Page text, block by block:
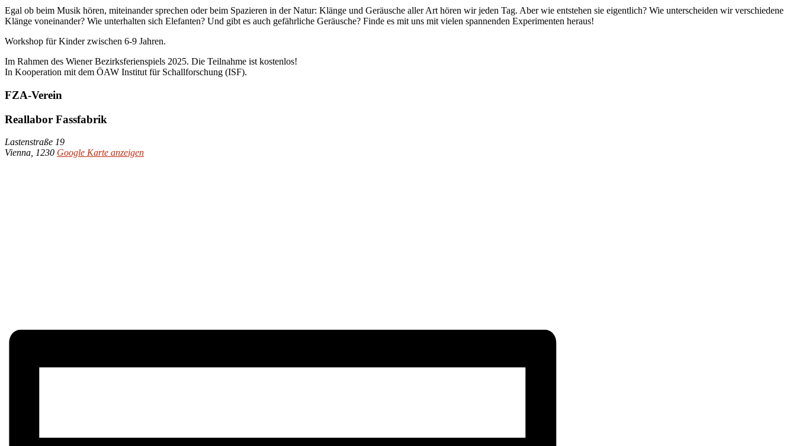
Egal ob beim Musik hören, miteinander sprechen oder beim Spazieren in der Natur: Klänge und Geräusche aller Art hören wir jeden Tag. Aber wie entstehen sie eigentlich? Wie unterscheiden wir verschiedene
Klänge voneinander? Wie unterhalten sich Elefanten? Und gibt es auch gefährliche Geräusche? Finde es mit uns mit vielen spannenden Experimenten heraus!
Workshop für Kinder zwischen 6-9 Jahren.
Im Rahmen des Wiener Bezirksferienspiels 2025. Die Teilnahme ist kostenlos!
In Kooperation mit dem ÖAW Institut für Schallforschung (ISF).
FZA-Verein
Reallabor Fassfabrik
Lastenstraße 19
Vienna 1230 Google Karte anzeigen